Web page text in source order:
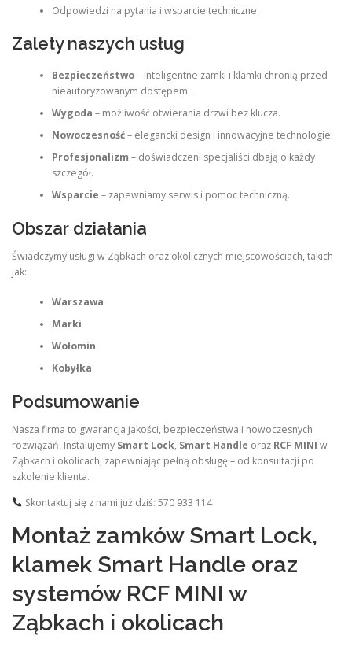
Odpowiedzi na pytania i wsparcie techniczne.
Zalety naszych usług
Bezpieczeństwo– inteligentne zamki i klamki chronią przed
nieautoryzowanym dostępem.
Wygoda – możliwość otwierania drzwi bez klucza.
Nowoczesność– elegancki design i innowacyjne technologie.
Profesjonalizm – doświadczeni specjaliści dbają o każdy
szczegół.
Wsparcie – zapewniamy serwis i pomoc techniczną.
Obszar działania
Świadczymy usługi w Ząbkach oraz okolicznych miejscowościach, takich
jak:
Warszawa
Marki
Wołomin
Kobyłka
Podsumowanie
Nasza firma to gwarancja jakości, bezpieczeństwa i nowoczesnych
rozwiązań. Instalujemy Smart Lock, Smart Handle oraz RCF MINI w
Ząbkach i okolicach, zapewniając pełną obsługę – od konsultacji po
szkolenie klienta.
Skontaktuj się z nami już dziś: 570 933 114
Montaż zamków Smart Lock,
klamek Smart Handle oraz
systemów RCF MINI w
Ząbkach i okolicach